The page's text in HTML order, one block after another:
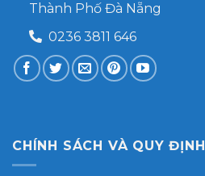
Thành Phố Đà Nẵng
0236 3811 646
CHÍNH SÁCH VÀ QUY ĐỊNH